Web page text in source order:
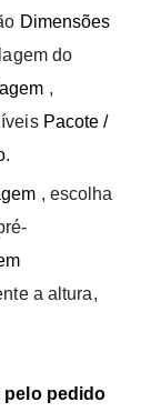
Dimensões
do
,
Pacote /
.
, escolha
a altura,
pelo pedido